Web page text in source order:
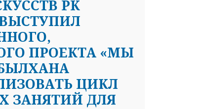
РК
ПРОЕКТА «МЫ
ЦИКЛ
ЗАНЯТИЙ ДЛЯ